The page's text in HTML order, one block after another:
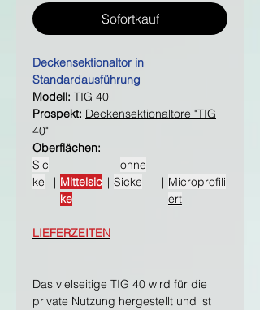
Sofortkauf
Deckensektionaltor in
Standardausführung
Modell: TIG 40
Prospekt: Deckensektionaltore "TIG
40"
Oberflächen:
Sic
ke
| Mittelsic
ke
|
ohne
Sicke
| Microprofili
ert
LIEFERZEITEN
Das vielseitige TIG 40 wird für die
private Nutzung hergestellt und ist